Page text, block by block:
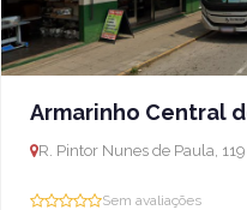
Armarinho Central
Sem avaliações